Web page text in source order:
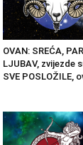
OVAN: SREĆA,
LJUBAV, zvijezde
SVE POSLOŽILE,